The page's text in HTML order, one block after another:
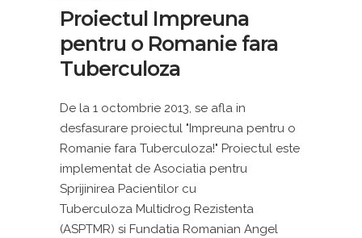
Proiectul Impreuna
pentru o Romanie fara
Tuberculoza
De la 1 octombrie 2013, se afla in
desfasurare proiectul "Impreuna pentru o
Romanie fara Tuberculoza!" Proiectul este
implementat de Asociatia pentru
Sprijinirea Pacientilor cu
Tuberculoza Multidrog Rezistenta
(ASPTMR) si Fundatia Romanian Angel